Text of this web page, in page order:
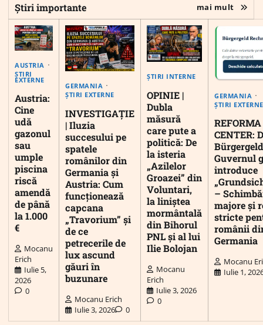
Știri importante mai mult
AUSTRIA
ȘTIRI
EXTERNE
Austria:
Cine
udă
gazonul
sau
umple
piscina
riscă
amendă
de până
la 1.000
€
Mocanu
Erich
Iulie 5,
2026
0
GERMANIA
ȘTIRI EXTERNE
INVESTIGAȚIE
| Iluzia
succesului pe
spatele
românilor din
Germania și
Austria: Cum
funcționează
capcana
„Travorium” și
de ce
petrecerile de
lux ascund
găuri în
buzunare
Mocanu Erich
Iulie 3, 2026
0
ȘTIRI INTERNE
OPINIE |
Dubla
măsură
care pute a
politică: De
la isteria
„Azilelor
Groazei” din
Voluntari,
la liniștea
mormântală
din Bihorul
PNL și al lui
Ilie Bolojan
Mocanu
Erich
Iulie 3, 2026
0
GERMANIA
ȘTIRI EXTERNE
CENTER:
Guvernul
introduce
–
majore și
stricte
românii
Germania
Mocanu
Iulie 1,